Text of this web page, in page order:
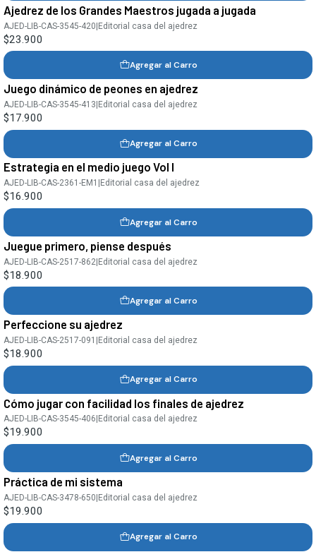
Ajedrez de los Grandes Maestros jugada a jugada
AJED-LIB-CAS-3545-420|Editorial casa del ajedrez
$23.900
Agregar al Carro
Juego dinámico de peones en ajedrez
AJED-LIB-CAS-3545-413 Editorial casa del ajedrez
$17.900
Agregar al Carro
Estrategia en el medio juego Vol I
AJED-LIB-CAS-2361-EM1 Editorial casa del ajedrez
$16.900
Agregar al Carro
Juegue primero, piense después
AJED-LIB-CAS-2517-862|Editorial casa del ajedrez
$18.900
Agregar al Carro
Perfeccione su ajedrez
AJED-LIB-CAS-2517-091 Editorial casa del ajedrez
$18.900
Agregar al Carro
Cómo jugar con facilidad los finales de ajedrez
AJED-LIB-CAS-3545-406 Editorial casa del ajedrez
$19.900
Agregar al Carro
Práctica de mi sistema
AJED-LIB-CAS-3478-650|Editorial casa del ajedrez
$19.900
Agregar al Carro